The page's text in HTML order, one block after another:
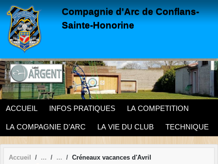
Compagnie d'Arc de Conflans-
Sainte-Honorine
ACCUEIL INFOS PRATIQUES LA COMPETITION
LA COMPAGNIE D'ARC LA VIE DU CLUB TECHNIQUE
Accueil Créneaux vacances d'Avril
Panneau de gestion des cookies